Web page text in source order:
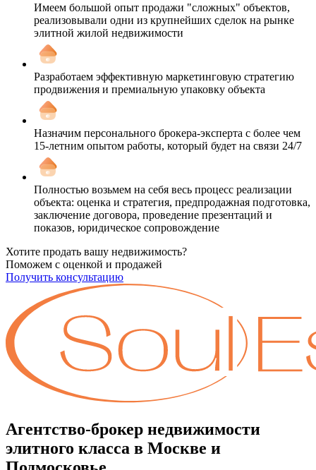
Имеем большой опыт продажи "сложных" объектов,
реализовывали одни из крупнейших сделок на рынке
элитной жилой недвижимости
Разработаем эффективную маркетинговую стратегию
продвижения и премиальную упаковку объекта
Назначим персонального брокера-эксперта с более чем
15-летним опытом работы, который будет на связи 24/7
Полностью возьмем на себя весь процесс реализации
объекта: оценка и стратегия, предпродажная подготовка,
заключение договора, проведение презентаций и
показов, юридическое сопровождение
Хотите продать вашу недвижимость?
Поможем с оценкой и продажей
Получить консультацию
Агентство-брокер недвижимости
элитного класса в Москве и